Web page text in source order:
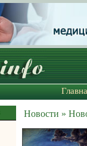
Новости »